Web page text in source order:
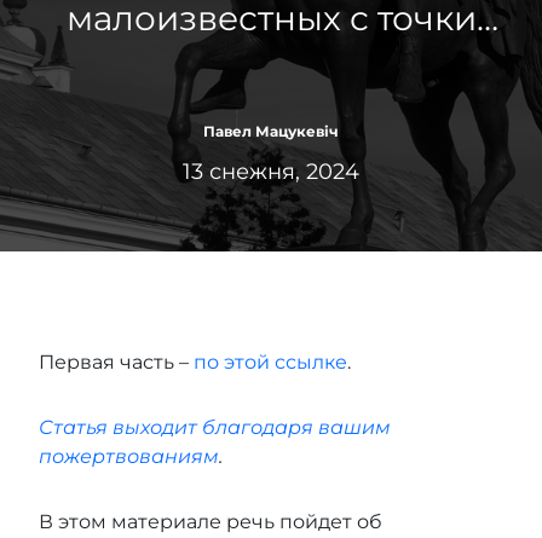
малоизвестных с точки
зрения своих связей с
Беларусью.
Павел Мацукевіч
13 снежня, 2024
Первая часть – по этой ссылке.
Статья выходит благодаря вашим
пожертвованиям.
В этом материале речь пойдет об